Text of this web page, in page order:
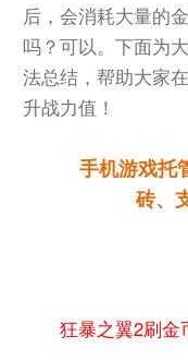
后，会消耗大量的
吗？可以。下面为
法总结，帮助大家
升战力值！
手机游戏托
砖、
狂暴之翼2刷金